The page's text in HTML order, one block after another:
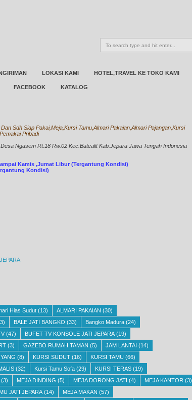
LOKASI KAMI HOTEL,TRAVEL KE TOKO KAMI
FACEBOOK KATALOG
Sdh Siap Pakai,Meja,Kursi Tamu,Almari Pakaian,Almari Pajangan,Kursi
Pribadi
Ngasem Rt.18 Rw.02 Kec.Batealit Kab.Jepara Jawa Tengah Indonesia
Kamis ,Jumat Libur (Tergantung Kondisi)
Kondisi)
Hias Sudut (13) ALMARI PAKAIAN (30)
BALE JATI BANGKO (33) Bangko Madura (24)
(47) BUFET TV KONSOLE JATI JEPARA (19)
(3) GAZEBO RUMAH TAMAN (5) JAM LANTAI (14)
(8) KURSI SUDUT (16) KURSI TAMU (66)
(32) Kursi Tamu Sofa (29) KURSI TERAS (19)
(3) MEJA DINDING (5) MEJA DORONG JATI (4) MEJA KANTOR (3)
JATI JEPARA (14) MEJA MAKAN (57)